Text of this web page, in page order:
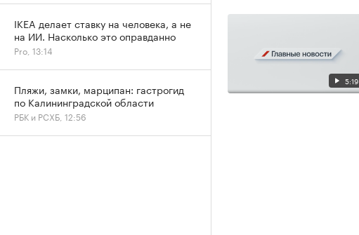
5:19
IKEA делает ставку на человека, а не
на ИИ. Насколько это оправданно
Pro, 13:14
Пляжи, замки, марципан: гастрогид
по Калининградской области
РБК и РСХБ, 12:56